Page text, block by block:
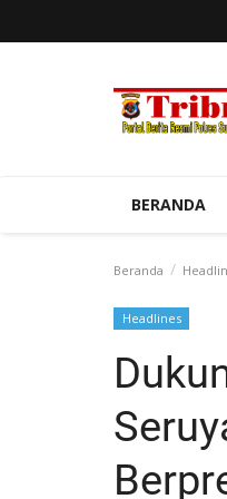
BERANDA
Beranda
Headlines